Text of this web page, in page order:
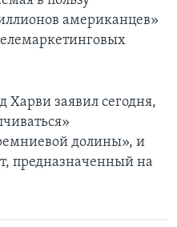
американцев»
Харви заявил сегодня,
долины», и
предназначенный на